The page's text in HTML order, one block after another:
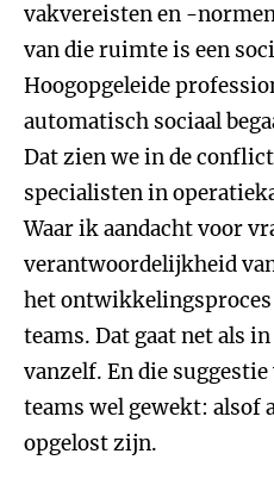
vakvereisten en -
van die ruimte is een
Hoogopgeleide
automatisch sociaal
Dat zien we in de
specialisten in
Waar ik aandacht voor
verantwoordelijkheid
het
teams. Dat gaat net als
vanzelf. En die
teams wel gewekt: alsof
opgelost zijn.